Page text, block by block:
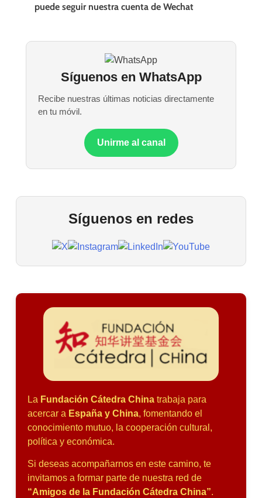
puede seguir nuestra cuenta de Wechat
Síguenos en WhatsApp
Recibe nuestras últimas noticias directamente
en tu móvil.
Unirme al canal
Síguenos en redes
La Fundación Cátedra China trabaja para
acercar a España y China, fomentando el
conocimiento mutuo, la cooperación cultural,
política y económica.
Si deseas acompañarnos en este camino, te
invitamos a formar parte de nuestra red de
“Amigos de la Fundación Cátedra China”.